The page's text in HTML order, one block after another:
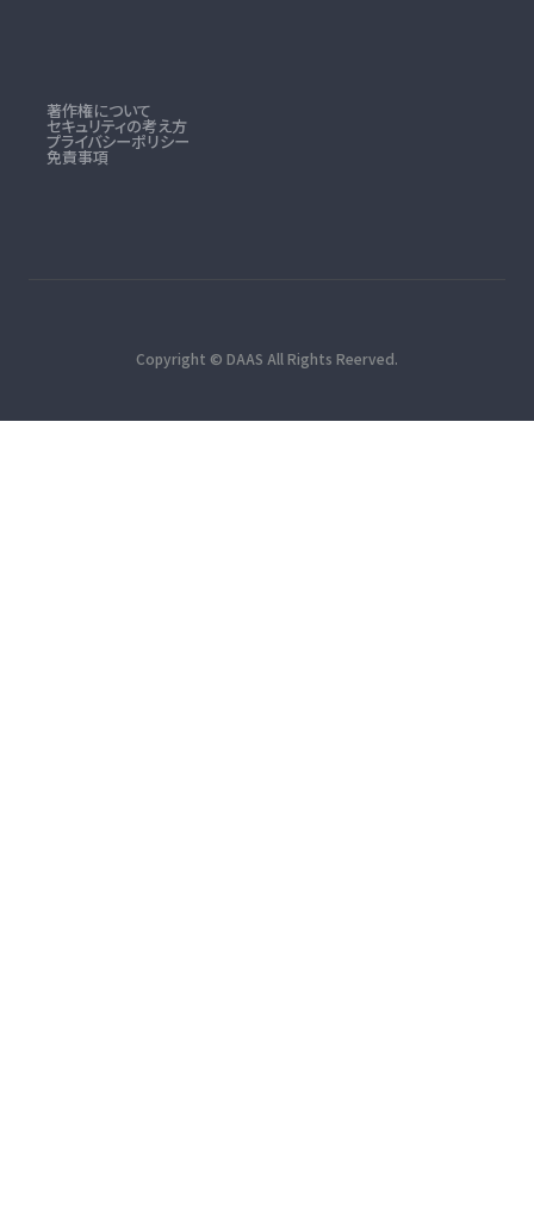
著作権について
セキュリティの考え方
プライバシーポリシー
免責事項
Copyright © DAAS All Rights Reerved.